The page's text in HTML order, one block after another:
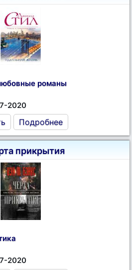
романы
2020
Подробнее
прикрытия
2020